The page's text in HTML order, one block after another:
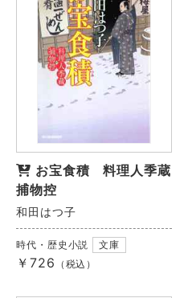
お宝食積 料理人季蔵
捕物控
和田はつ子
時代・歴史小説 文庫
￥726 （税込）